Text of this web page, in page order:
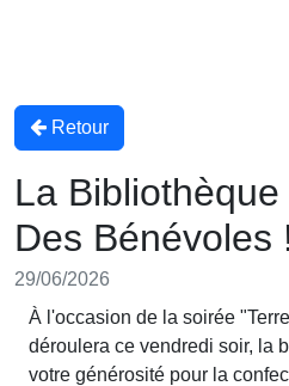
Retour
La
Des Bénévoles !
29/06/2026
À l'occasion de la soirée
déroulera ce vendredi soir, la
votre générosité pour la